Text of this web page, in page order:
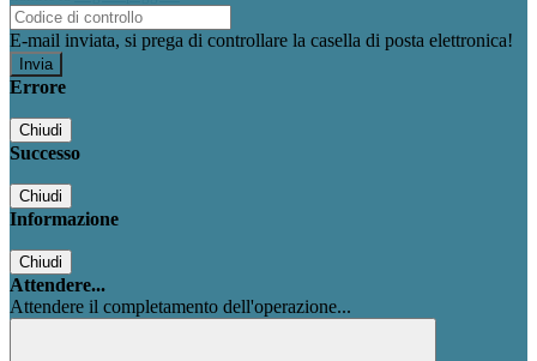
E-mail inviata, si prega di controllare la casella di posta elettronica!
Errore
Chiudi
Successo
Chiudi
Informazione
Chiudi
Attendere...
Attendere il completamento dell'operazione...